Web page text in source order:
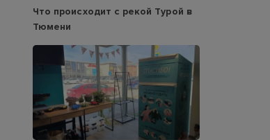
Что происходит с рекой Турой в
Тюмени